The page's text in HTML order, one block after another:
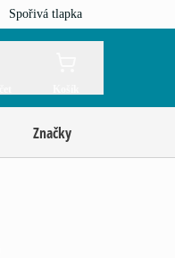
Spořivá tlapka
Značky